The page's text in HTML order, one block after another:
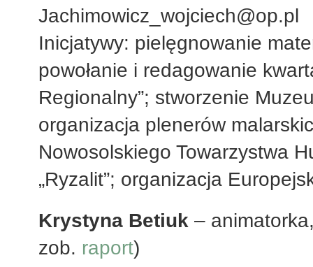
Jachimowicz_wojciech@op.pl
Inicjatywy: pielęgnowanie
powołanie i redagowanie
Regionalny”; stworzenie
organizacja plenerów
Nowosolskiego Towarzystwa
„Ryzalit”; organizacja
Krystyna Betiuk –
zob. raport)